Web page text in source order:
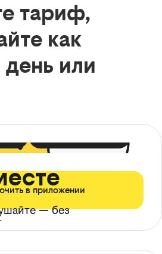
тариф,
как
или
— без
в приложении